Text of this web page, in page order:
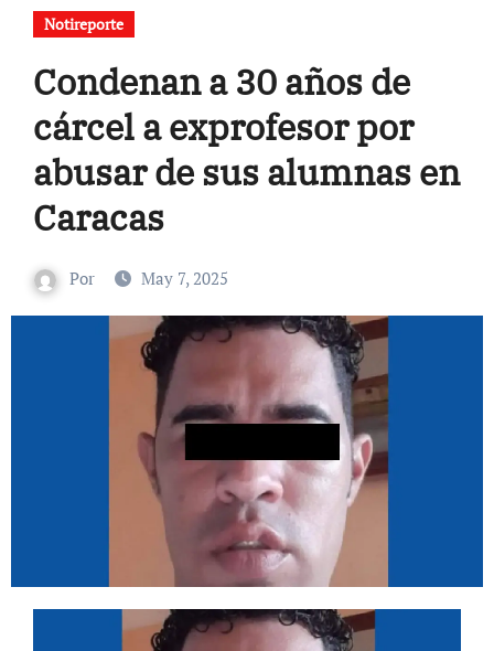
Notireporte
Condenan a 30 años de
cárcel a exprofesor por
abusar de sus alumnas en
Caracas
Por May 7, 2025